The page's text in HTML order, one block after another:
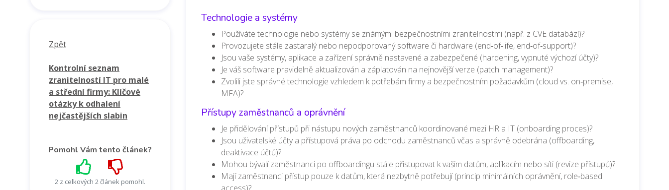
Zpět
Kontrolní seznam
zranitelností IT pro malé
a střední firmy: Klíčové
otázky k odhalení
nejčastějších slabin
Pomohl Vám tento článek?
2 z celkových 2 článek pomohl.
Technologie a systémy
Používáte technologie nebo systémy se známými bezpečnostními zranitelnostmi (např. z CVE databází)?
Provozujete stále zastaralý nebo nepodporovaný software či hardware (end‑of‑life, end‑of‑support)?
Jsou vaše systémy, aplikace a zařízení správně nastavené a zabezpečené (hardening, vypnuté výchozí účty)?
Je váš software pravidelně aktualizován a záplatován na nejnovější verze (patch management)?
Zvolili jste správné technologie vzhledem k potřebám firmy a bezpečnostním požadavkům (cloud vs. on‑premise,
MFA)?
Přístupy zaměstnanců a oprávnění
Je přidělování přístupů při nástupu nových zaměstnanců koordinované mezi HR a IT (onboarding proces)?
Jsou uživatelské účty a přístupová práva po odchodu zaměstnanců včas a správně odebrána (offboarding,
deaktivace účtů)?
Mohou bývalí zaměstnanci po offboardingu stále přistupovat k vašim datům, aplikacím nebo síti (revize přístupů)?
Mají zaměstnanci přístup pouze k datům, která nezbytně potřebují (princip minimálních oprávnění, role‑based